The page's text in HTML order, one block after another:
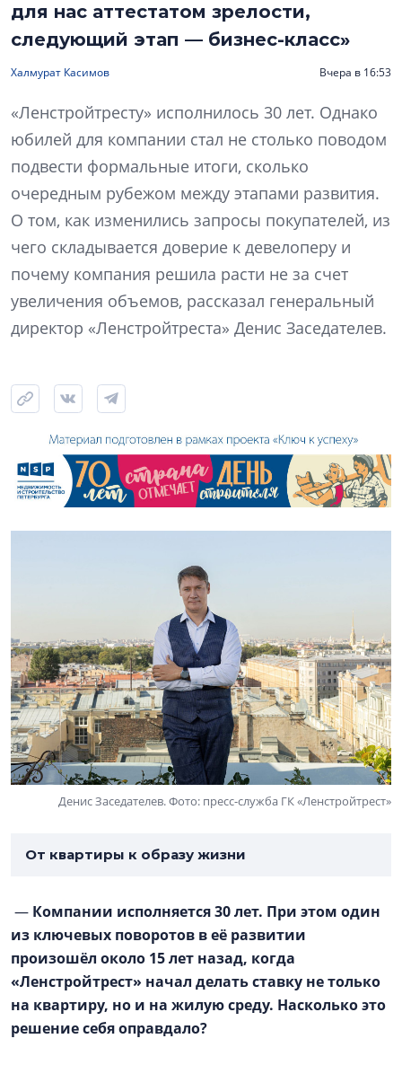
для нас аттестатом зрелости,
следующий этап — бизнес-класс»
Халмурат Касимов Вчера в 16:53
«Ленстройтресту» исполнилось 30 лет. Однако
юбилей для компании стал не столько поводом
подвести формальные итоги, сколько
очередным рубежом между этапами развития.
О том, как изменились запросы покупателей, из
чего складывается доверие к девелоперу и
почему компания решила расти не за счет
увеличения объемов, рассказал генеральный
директор «Ленстройтреста» Денис Заседателев.
Денис Заседателев. Фото: пресс-служба ГК «Ленстройтрест»
От квартиры к образу жизни
— Компании исполняется 30 лет. При этом один
из ключевых поворотов в её развитии
произошёл около 15 лет назад, когда
«Ленстройтрест» начал делать ставку не только
на квартиру, но и на жилую среду. Насколько это
решение себя оправдало?